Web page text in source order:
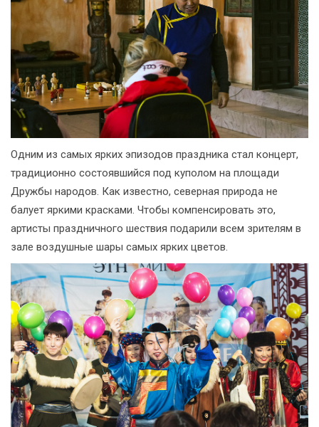
Одним из самых ярких эпизодов праздника стал концерт,
традиционно состоявшийся под куполом на площади
Дружбы народов. Как известно, северная природа не
балует яркими красками. Чтобы компенсировать это,
артисты праздничного шествия подарили всем зрителям в
зале воздушные шары самых ярких цветов.